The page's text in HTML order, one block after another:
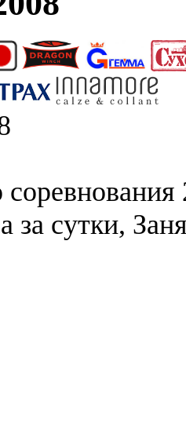
за сутки,